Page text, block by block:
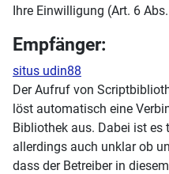
Ihre Einwilligung (Art. 6
Empfänger:
situs udin88
Der Aufruf von
löst automatisch eine
Bibliothek aus. Dabei ist
allerdings auch unklar ob
dass der Betreiber in